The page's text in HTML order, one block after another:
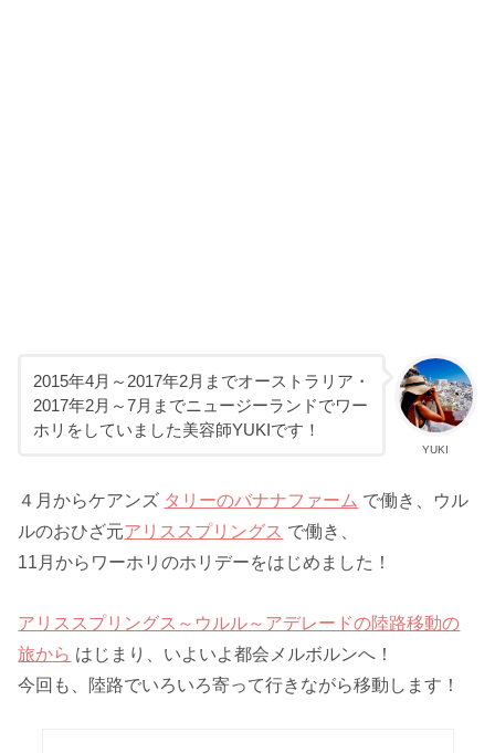
YUKI
2015年4月～2017年2月までオーストラリア・
2017年2月～7月までニュージーランドでワー
ホリをしていました美容師YUKIです！
４月からケアンズ タリーのバナナファーム で働き、ウル
ルのおひざ元アリススプリングス で働き、
11月からワーホリのホリデーをはじめました！
アリススプリングス～ウルル～アデレードの陸路移動の
旅から はじまり、いよいよ都会メルボルンへ！
今回も、陸路でいろいろ寄って行きながら移動します！